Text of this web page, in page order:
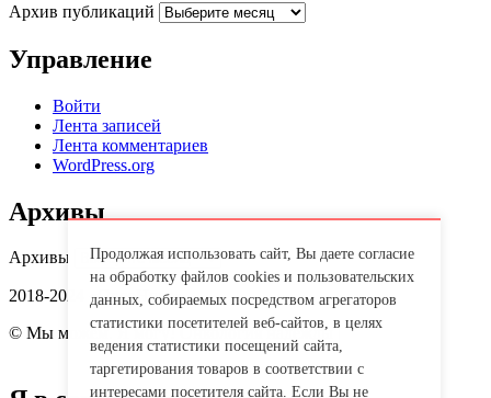
Архив публикаций
Управление
Войти
Лента записей
Лента комментариев
WordPress.org
Архивы
Архивы
2018-2024 «OncoHope»
© Мы можем. Я могу! Онкология надежды |
Политика обработки
персональных данных
Продолжая использовать сайт, Вы даете согласие
на обработку файлов cookies и пользовательских
данных, собираемых посредством агрегаторов
статистики посетителей веб-сайтов, в целях
ведения статистики посещений сайта,
таргетирования товаров в соответствии с
интересами посетителя сайта. Если Вы не